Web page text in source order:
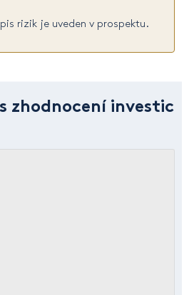
rizik je uveden v prospektu.
zhodnocení investic